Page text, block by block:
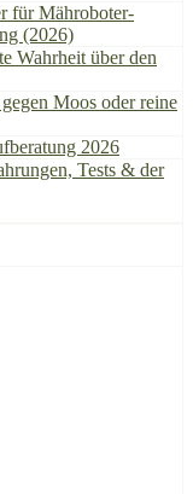
für Mähroboter-
(2026)
Wahrheit über den
Moos oder reine
2026
Tests & der